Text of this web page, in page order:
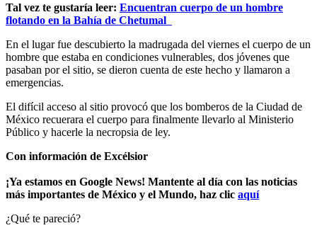
Tal vez te gustaría leer: Encuentran cuerpo de un hombre
flotando en la Bahía de Chetumal
En el lugar fue descubierto la madrugada del viernes el cuerpo de un
hombre que estaba en condiciones vulnerables, dos jóvenes que
pasaban por el sitio, se dieron cuenta de este hecho y llamaron a
emergencias.
El difícil acceso al sitio provocó que los bomberos de la Ciudad de
México recuerara el cuerpo para finalmente llevarlo al Ministerio
Público y hacerle la necropsia de ley.
Con información de Excélsior
¡Ya estamos en Google News! Mantente al día con las noticias
más importantes de México y el Mundo, haz clic aquí
¿Qué te pareció?